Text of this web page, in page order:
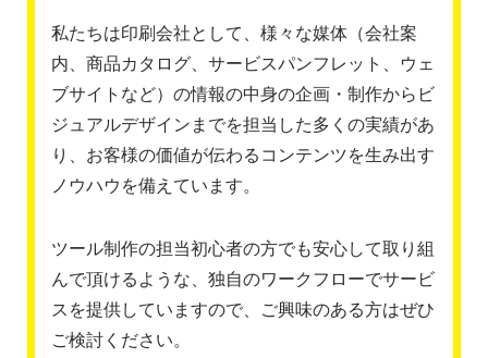
私たちは印刷会社として、様々な媒体（会社案
内、商品カタログ、サービスパンフレット、ウェ
ブサイトなど）の情報の中身の企画・制作からビ
ジュアルデザインまでを担当した多くの実績があ
り、お客様の価値が伝わるコンテンツを生み出す
ノウハウを備えています。
ツール制作の担当初心者の方でも安心して取り組
んで頂けるような、独自のワークフローでサービ
スを提供していますので、ご興味のある方はぜひ
ご検討ください。